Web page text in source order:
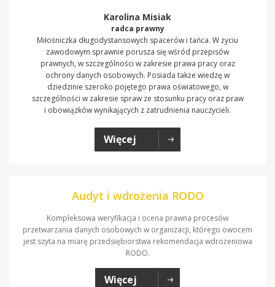
Karolina Misiak
radca prawny
Miłośniczka długodystansowych spacerów i tańca. W życiu
zawodowym sprawnie porusza się wśród przepisów
prawnych, w szczególności w zakresie prawa pracy oraz
ochrony danych osobowych. Posiada także wiedzę w
dziedzinie szeroko pojętego prawa oświatowego, w
szczególności w zakresie spraw ze stosunku pracy oraz praw
i obowiązków wynikających z zatrudnienia nauczycieli.
Więcej
Audyt i wdrożenia RODO
Kompleksowa weryfikacja i ocena prawna procesów
przetwarzania danych osobowych w organizacji, którego owocem
jest szyta na miarę przedsiębiorstwa rekomendacja wdrożeniowa
RODO.
Więcej